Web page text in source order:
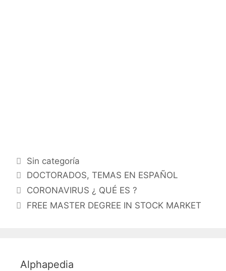
Categorías
Sin categoría
Etiquetas
DOCTORADOS,TEMAS EN ESPAÑOL
CORONAVIRUS ¿ QUÉ ES ?
FREE MASTER DEGREE IN STOCK MARKET
Alphapedia